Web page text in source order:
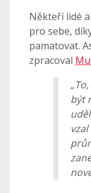
Někteří lidé
pro sebe,
pamatovat.
zpracoval
být